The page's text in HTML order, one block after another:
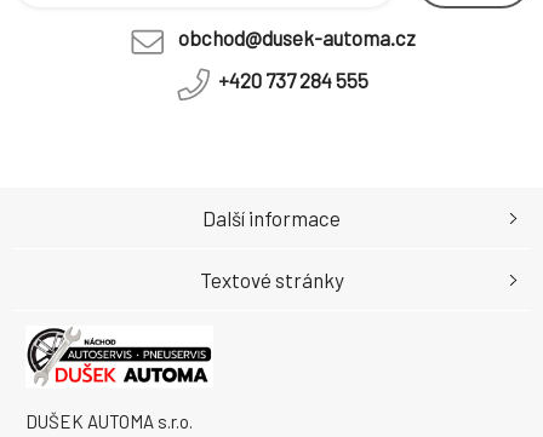
obchod@dusek-automa.cz
+420 737 284 555
DUŠEK AUTOMA s.r.o.
Další informace
Textové stránky